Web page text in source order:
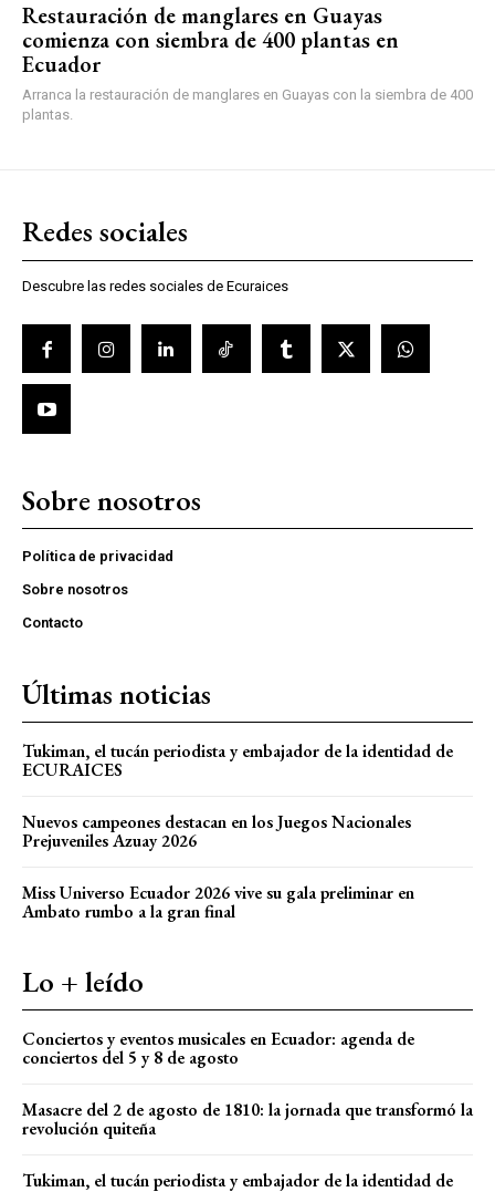
Restauración de manglares en Guayas
comienza con siembra de 400 plantas en
Ecuador
Arranca la restauración de manglares en Guayas con la siembra de 400
plantas.
Redes sociales
Descubre las redes sociales de Ecuraices
Sobre nosotros
Política de privacidad
Sobre nosotros
Contacto
Últimas noticias
Tukiman, el tucán periodista y embajador de la identidad de
ECURAICES
Nuevos campeones destacan en los Juegos Nacionales
Prejuveniles Azuay 2026
Miss Universo Ecuador 2026 vive su gala preliminar en
Ambato rumbo a la gran final
Lo + leído
Conciertos y eventos musicales en Ecuador: agenda de
conciertos del 5 y 8 de agosto
Masacre del 2 de agosto de 1810: la jornada que transformó la
revolución quiteña
Tukiman, el tucán periodista y embajador de la identidad de